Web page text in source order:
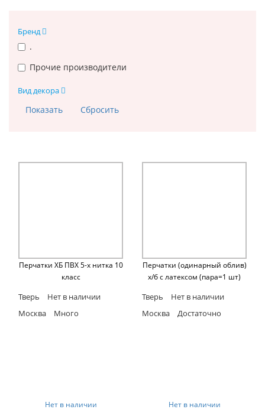
Бренд
.
Прочие производители
Вид декора
Перчатки ХБ ПВХ 5-х нитка 10
класс
Тверь
Нет в наличии
Москва
Много
Нет в наличии
Перчатки (одинарный облив)
х/б с латексом (пара=1 шт)
Тверь
Нет в наличии
Москва
Достаточно
Нет в наличии